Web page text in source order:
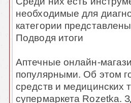
необходимые для
категории
Подводя итоги
Аптечные онлайн-
популярными. Об этом
средств и медицинских
супермаркета Rozetka.